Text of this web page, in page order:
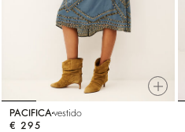
PACIFICA vestido
€ 295